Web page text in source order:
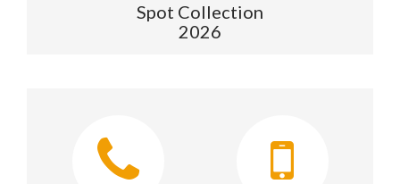
Spot Collection
2026